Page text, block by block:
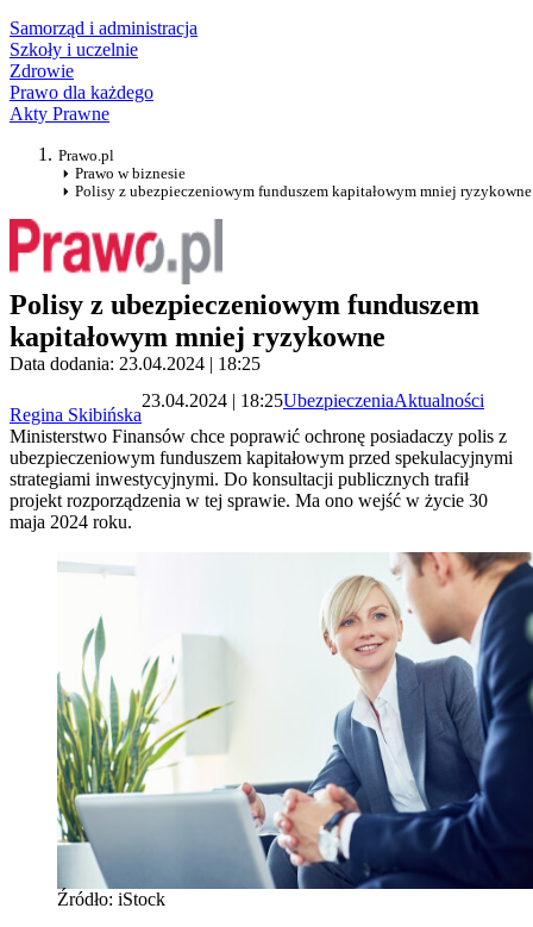
Samorząd i administracja
Szkoły i uczelnie
Zdrowie
Prawo dla każdego
Akty Prawne
Prawo.pl
Prawo w biznesie
Polisy z ubezpieczeniowym funduszem kapitałowym mniej ryzykowne
Polisy z ubezpieczeniowym funduszem
kapitałowym mniej ryzykowne
Data dodania: 23.04.2024 | 18:25
Regina Skibińska
23.04.2024 | 18:25UbezpieczeniaAktualności
Ministerstwo Finansów chce poprawić ochronę posiadaczy polis z
ubezpieczeniowym funduszem kapitałowym przed spekulacyjnymi
strategiami inwestycyjnymi. Do konsultacji publicznych trafił
projekt rozporządzenia w tej sprawie. Ma ono wejść w życie 30
maja 2024 roku.
Źródło: iStock